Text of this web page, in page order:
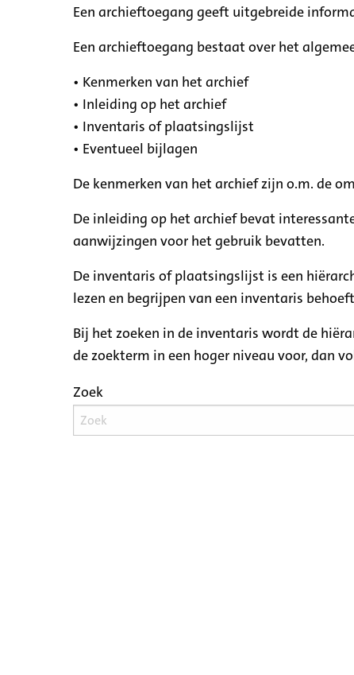
Een archieftoegang geeft uitgebreide
Een archieftoegang bestaat over het
• Kenmerken van het archief
• Inleiding op het archief
• Inventaris of plaatsingslijst
• Eventueel bijlagen
De kenmerken van het archief zijn o.m. de
De inleiding op het archief bevat
aanwijzingen voor het gebruik bevatten.
De inventaris of plaatsingslijst is een
lezen en begrijpen van een inventaris
Bij het zoeken in de inventaris wordt de
de zoekterm in een hoger niveau voor, dan
Zoek